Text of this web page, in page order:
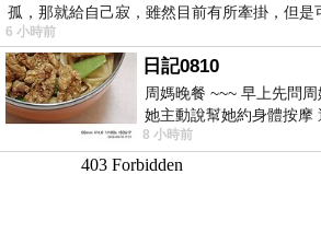
孤，那就給自己寂，雖然目前有所牽掛，但是
6 小時前
日記0810
周媽晚餐 ~~~ 早上先問
她主動說幫她約身體按摩
後，我的腦袋才運轉起來
8 小時前